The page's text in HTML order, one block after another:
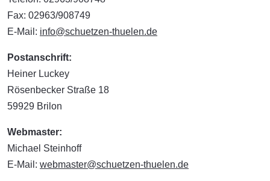
Fax: 02963/908749
E-Mail: info@schuetzen-thuelen.de
Postanschrift:
Heiner Luckey
Rösenbecker Straße 18
59929 Brilon
Webmaster:
Michael Steinhoff
E-Mail: webmaster@schuetzen-thuelen.de